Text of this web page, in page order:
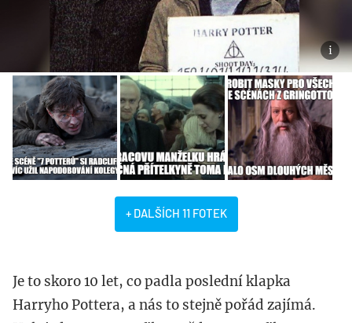
+ DALŠÍCH 11 FOTEK
Je to skoro 10 let, co padla poslední klapka
Harryho Pottera, a nás to stejně pořád zajímá.